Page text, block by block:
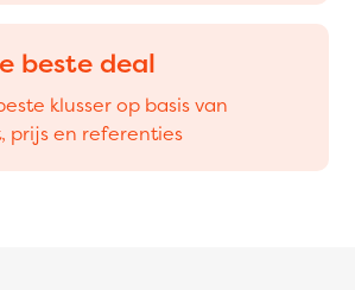
beste deal
klusser op basis van
prijs en referenties